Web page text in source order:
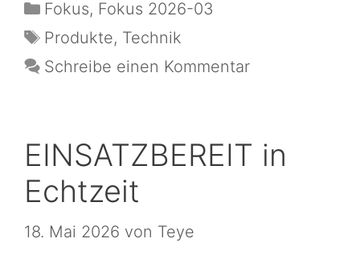
Fokus, Fokus 2026-03
Produkte, Technik
Schreibe einen Kommentar
EINSATZBEREIT in
Echtzeit
18. Mai 2026 von Teye